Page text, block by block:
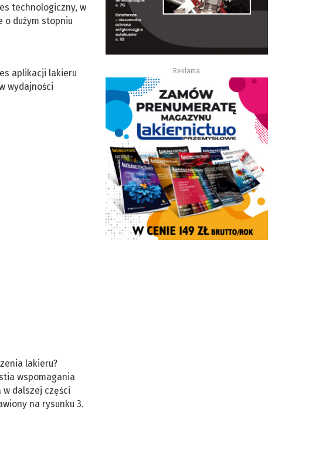
technologiczny, w
o dużym stopniu
aplikacji lakieru
wydajności
lakieru?
wspomagania
dalszej części
na rysunku 3.
Reklama